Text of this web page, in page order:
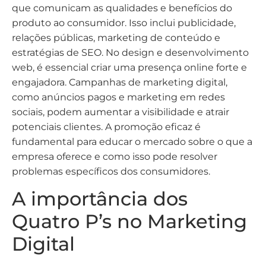
que comunicam as qualidades e benefícios do
produto ao consumidor. Isso inclui publicidade,
relações públicas, marketing de conteúdo e
estratégias de SEO. No design e desenvolvimento
web, é essencial criar uma presença online forte e
engajadora. Campanhas de marketing digital,
como anúncios pagos e marketing em redes
sociais, podem aumentar a visibilidade e atrair
potenciais clientes. A promoção eficaz é
fundamental para educar o mercado sobre o que a
empresa oferece e como isso pode resolver
problemas específicos dos consumidores.
A importância dos
Quatro P’s no Marketing
Digital